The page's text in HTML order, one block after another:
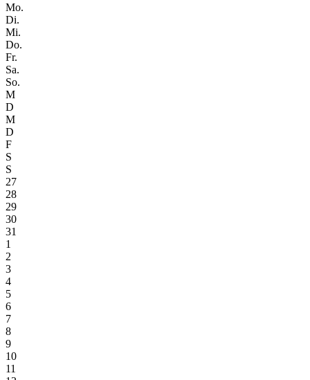
Mo.
Di.
Mi.
Do.
Fr.
Sa.
So.
M
D
M
D
F
S
S
27
28
29
30
31
1
2
3
4
5
6
7
8
9
10
11